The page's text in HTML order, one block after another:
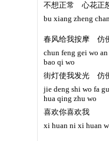
不想正常 心花正
bu xiang zheng
春风给我按摩 仿
chun feng gei wo
bao qi wo
街灯使我发光 仿
jie deng shi wo fa
hua qing zhu wo
喜欢你喜欢我
xi huan ni xi huan